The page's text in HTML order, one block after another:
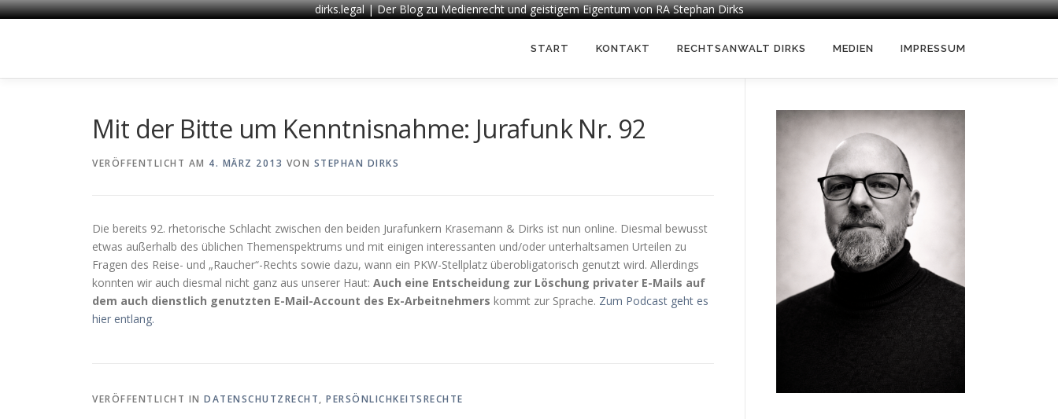
dirks.legal | Der Blog zu Medienrecht und geistigem Eigentum von RA Stephan Dirks
START KONTAKT RECHTSANWALT DIRKS MEDIEN IMPRESSUM
Mit der Bitte um Kenntnisnahme: Jurafunk Nr. 92
VERÖFFENTLICHT AM 4. MÄRZ 2013 VON STEPHAN DIRKS
Die bereits 92. rhetorische Schlacht zwischen den beiden Jurafunkern Krasemann & Dirks ist nun online. Diesmal bewusst
etwas außerhalb des üblichen Themenspektrums und mit einigen interessanten und/oder unterhaltsamen Urteilen zu
Fragen des Reise- und „Raucher“-Rechts sowie dazu, wann ein PKW-Stellplatz überobligatorisch genutzt wird. Allerdings
konnten wir auch diesmal nicht ganz aus unserer Haut: Auch eine Entscheidung zur Löschung privater E-Mails auf
dem auch dienstlich genutzten E-Mail-Account des Ex-Arbeitnehmers kommt zur Sprache. Zum Podcast geht es
hier entlang.
VERÖFFENTLICHT IN DATENSCHUTZRECHT, PERSÖNLICHKEITSRECHTE